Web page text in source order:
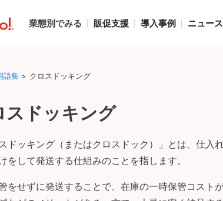
業態別でみる 販促支援 導入事例 ニュース
語集 > クロスドッキング
スドッキング
スドッキング（またはクロスドック）」とは、仕入
をして発送する仕組みのことを指します。
をせずに発送することで、在庫の一時保管コスト